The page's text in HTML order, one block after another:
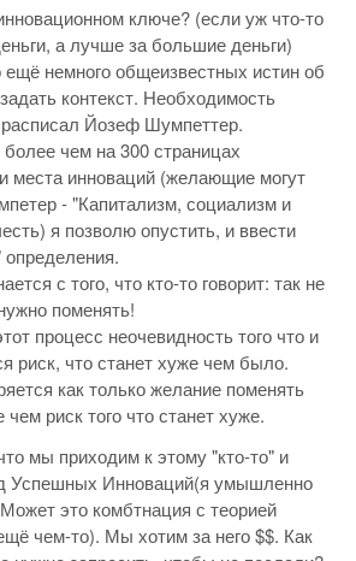
ключе? (если уж что-то
а лучше за большие деньги)
ещё немного общеизвестных истин об
контекст. Необходимость
Йозеф Шумпеттер.
чем на 300 страницах
места инноваций (желающие могут
- "Капитализм, социализм и
я позволю опустить, и ввести
с того, что кто-то говорит: так не
поменять!
процесс неочевидность того что и
риск, что станет хуже чем было.
как только желание поменять
риск того что станет хуже.
мы приходим к этому "кто-то" и
Успешных Инноваций(я умышленно
это комбтнация с теорией
чем-то). Мы хотим за него $$. Как